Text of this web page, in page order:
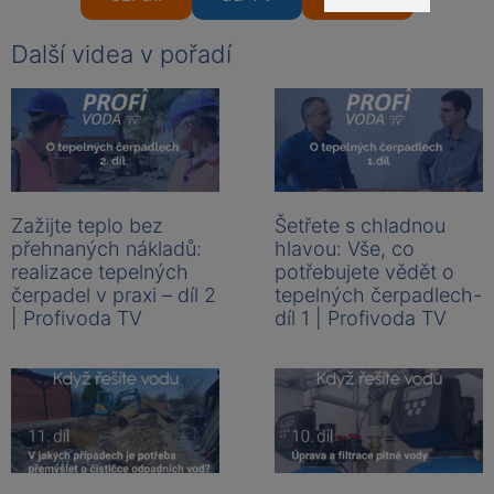
Další videa v pořadí
Zažijte teplo bez
přehnaných nákladů:
realizace tepelných
čerpadel v praxi – díl 2
| Profivoda TV
Šetřete s chladnou
hlavou: Vše, co
potřebujete vědět o
tepelných čerpadlech-
díl 1 | Profivoda TV